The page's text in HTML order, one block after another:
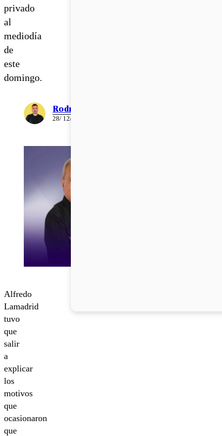
privado
al
mediodía
de
este
domingo.
Rodrigo León
28/ 12/ 2020
Alfredo
Lamadrid
tuvo
que
salir
a
explicar
los
motivos
que
ocasionaron
que